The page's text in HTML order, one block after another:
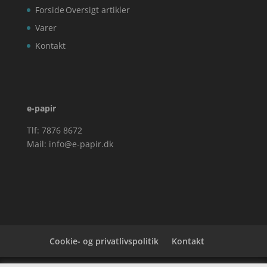
Forside
Varer
Kontakt
Oversigt artikler
e-papir
Tlf: 7876 8672
Mail: info@e-papir.dk
Cookie- og privatlivspolitik Kontakt